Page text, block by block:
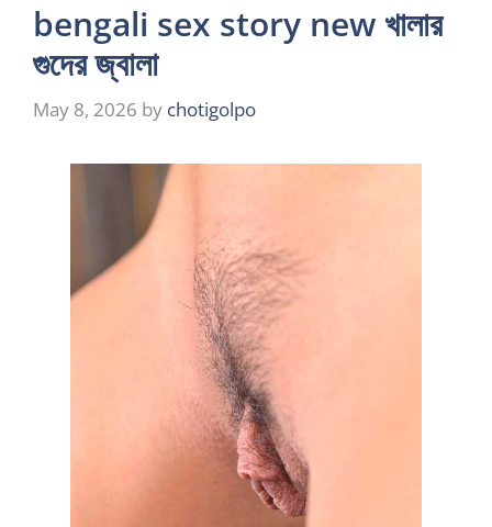
bengali sex story new খালার
গুদের জ্বালা
May 8, 2026 by chotigolpo